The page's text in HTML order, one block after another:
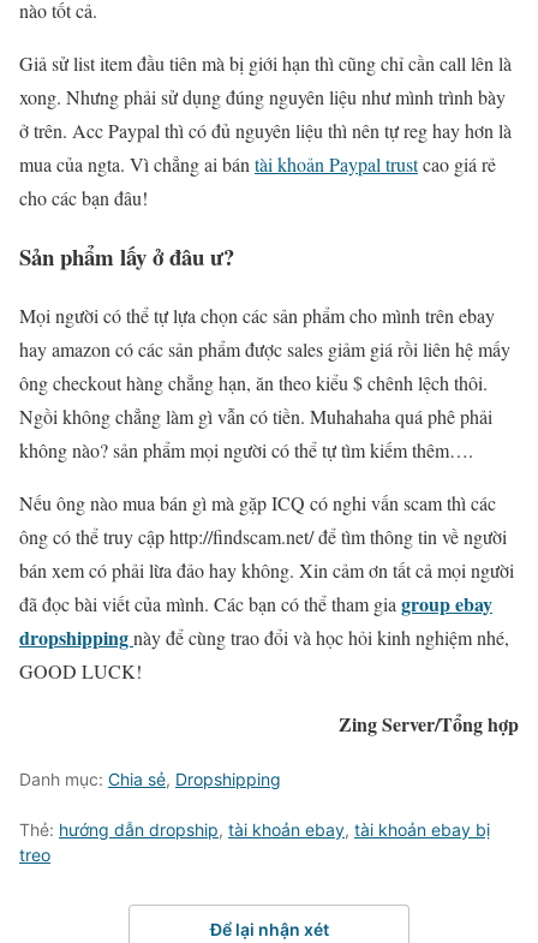
nào tốt cả.
Giả sử list item đầu tiên mà bị giới hạn thì cũng chỉ cần call lên là
xong. Nhưng phải sử dụng đúng nguyên liệu như mình trình bày
ở trên. Acc Paypal thì có đủ nguyên liệu thì nên tự reg hay hơn là
mua của ngta. Vì chẳng ai bán tài khoản Paypal trustcao giá rẻ
cho các bạn đâu!
Sản phẩm lấy ở đâu ư?
Mọi người có thể tự lựa chọn các sản phẩm cho mình trên ebay
hay amazon có các sản phẩm được sales giảm giá rồi liên hệ mấy
ông checkout hàng chẳng hạn, ăn theo kiểu $ chênh lệch thôi.
Ngồi không chẳng làm gì vẫn có tiền. Muhahaha quá phê phải
không nào? sản phẩm mọi người có thể tự tìm kiếm thêm….
Nếu ông nào mua bán gì mà gặp ICQ có nghi vấn scam thì các
ông có thể truy cập http://findscam.net/ để tìm thông tin về người
bán xem có phải lừa đảo hay không. Xin cảm ơn tất cả mọi người
đã đọc bài viết của mình. Các bạn có thể tham gia group ebay
dropshippingnày để cùng trao đổi và học hỏi kinh nghiệm nhé,
GOOD LUCK!
Zing Server/Tổng hợp
Danh mục: Chia sẻ, Dropshipping
Thẻ: hướng dẫn dropship, tài khoản ebay, tài khoản ebay bị
treo
Để lại nhận xét